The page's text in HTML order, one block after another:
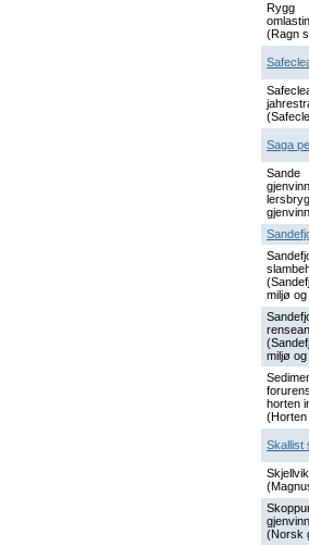
Rygg
(Ragn
Saga
Sande
miljø
miljø
horten
(Horten
Skallist
(Norsk